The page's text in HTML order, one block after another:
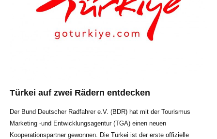
Türkei auf zwei Rädern entdecken
Der Bund Deutscher Radfahrer e.V. (BDR) hat mit der Tourismus
Marketing -und Entwicklungsagentur (TGA) einen neuen
Kooperationspartner gewonnen. Die Türkei ist der erste offizielle